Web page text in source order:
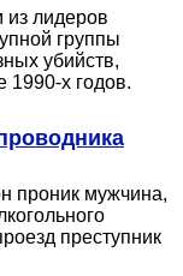
лидеров
группы
убийств,
1990-х годов.
проник мужчина,
преступник